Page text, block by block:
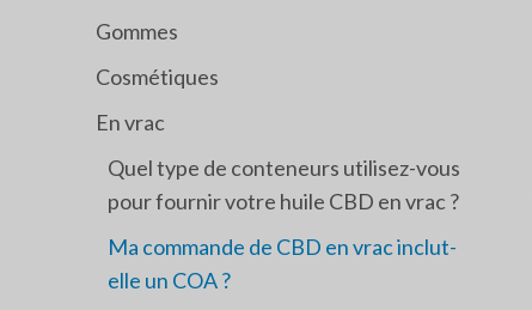
Gommes
Cosmétiques
En vrac
Quel type de conteneurs utilisez-vous
pour fournir votre huile CBD en vrac ?
Ma commande de CBD en vrac inclut-
elle un COA ?